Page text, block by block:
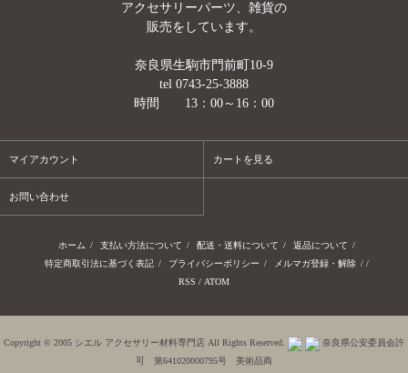
アクセサリーパーツ、雑貨の
販売をしています。
奈良県生駒市門前町10-9
tel 0743-25-3888
時間 13：00～16：00
マイアカウント カートを見る
お問い合わせ
ホーム / 支払い方法について / 配送・送料について / 返品について /
特定商取引法に基づく表記 / プライバシーポリシー / メルマガ登録・解除 / /
RSS / ATOM
Copyright © 2005 シエル アクセサリー材料専門店 All Rights Reserved.
奈良県公安委員会許
可 第641020000795号 美術品商